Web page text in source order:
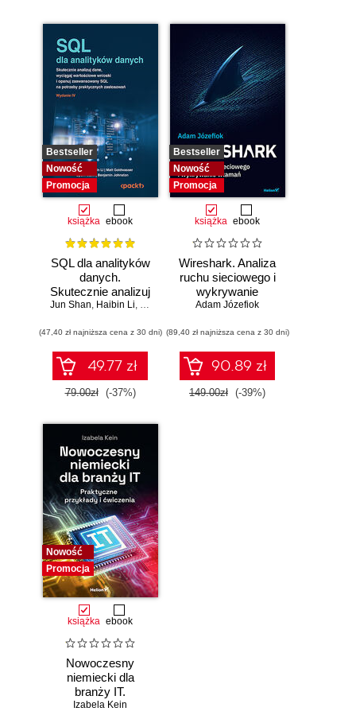
Bestseller
Nowość
Promocja
książka ebook
SQL dla analityków
danych.
Skutecznie analizuj
dane, wyciągaj
wnioski i opanuj
zaawansowany
SQL na potrzeby
praktycznych
zastosowań.
Jun Shan, Haibin Li, Matt Goldwasser,Upom Malik
(47,40 zł najniższa cena z 30 dni)
49.77 zł
79.00zł (-37%)
Bestseller
Nowość
Promocja
książka ebook
Wireshark. Analiza
ruchu sieciowego i
wykrywanie
włamań
Adam Józefiok
(89,40 zł najniższa cena z 30 dni)
90.89 zł
149.00zł (-39%)
Nowość
Promocja
książka ebook
Nowoczesny
niemiecki dla
branży IT.
Praktyczne
Izabela Kein